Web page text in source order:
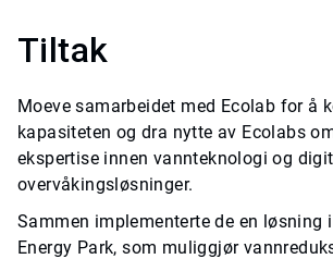
Tiltak
Moeve samarbeidet med Ecolab for å
kapasiteten og dra nytte av Ecolabs
ekspertise innen vannteknologi og
overvåkingsløsninger.
Sammen implementerte de en løsning
Energy Park, som muliggjør